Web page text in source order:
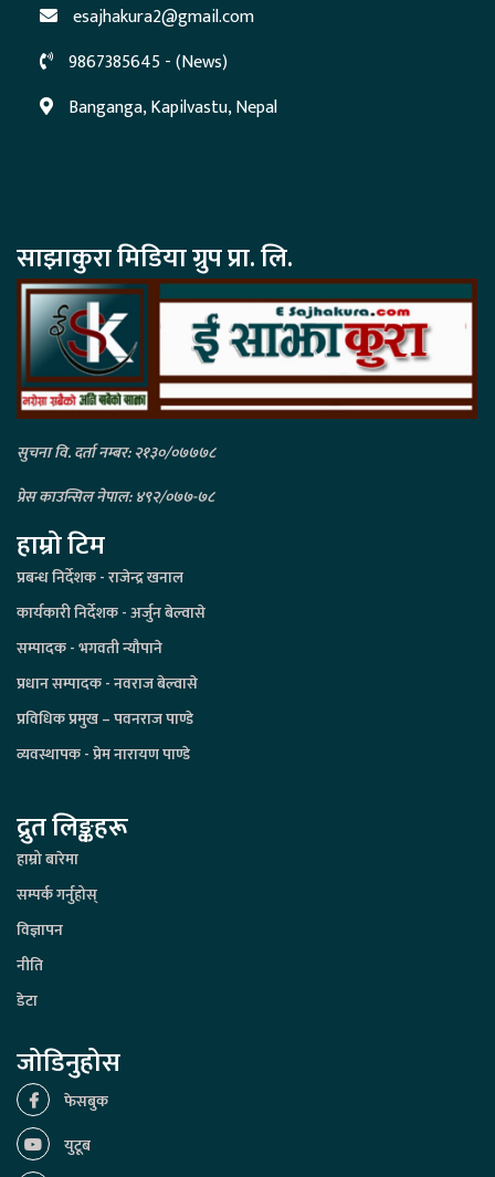
esajhakura2@gmail.com
9867385645 - (News)
Banganga, Kapilvastu, Nepal
साझाकुरा मिडिया ग्रुप प्रा. लि.
सुचना वि. दर्ता नम्बर: २१३०/०७७७८
प्रेस काउन्सिल नेपाल: ४९२/०७७-७८
हाम्रो टिम
प्रबन्ध निर्देशक - राजेन्द्र खनाल
कार्यकारी निर्देशक - अर्जुन बेल्वासे
सम्पादक - भगवती न्यौपाने
प्रधान सम्पादक - नवराज बेल्वासे
प्रविधिक प्रमुख – पवनराज पाण्डे
व्यवस्थापक - प्रेम नारायण पाण्डे
द्रुत लिङ्कहरू
हाम्रो बारेमा
सम्पर्क गर्नुहोस्
विज्ञापन
नीति
डेटा
जोडिनुहोस
फेसबुक
युटूब